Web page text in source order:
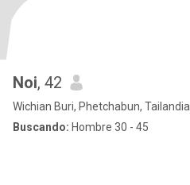
Noi, 42
Wichian Buri, Phetchabun, Tailandia
Buscando: Hombre 30 - 45